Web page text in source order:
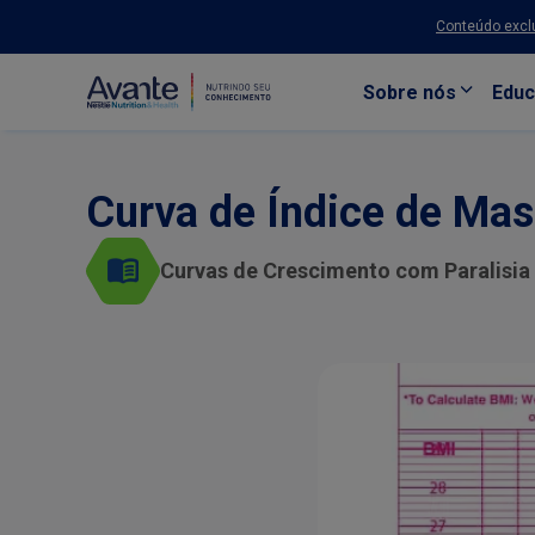
Conteúdo
Sobre nós
Curva de Índice de
Curvas de Crescimento com